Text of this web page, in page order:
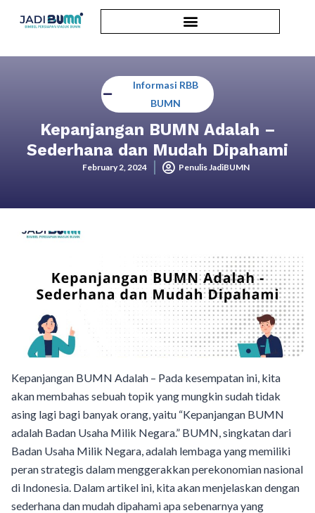
Informasi RBB
BUMN
Kepanjangan BUMN Adalah –
Sederhana dan Mudah Dipahami
February 2, 2024 Penulis JadiBUMN
Kepanjangan BUMN Adalah – Pada kesempatan ini, kita
akan membahas sebuah topik yang mungkin sudah tidak
asing lagi bagi banyak orang, yaitu “Kepanjangan BUMN
adalah Badan Usaha Milik Negara.” BUMN, singkatan dari
Badan Usaha Milik Negara, adalah lembaga yang memiliki
peran strategis dalam menggerakkan perekonomian nasional
di Indonesia. Dalam artikel ini, kita akan menjelaskan dengan
sederhana dan mudah dipahami apa sebenarnya yang